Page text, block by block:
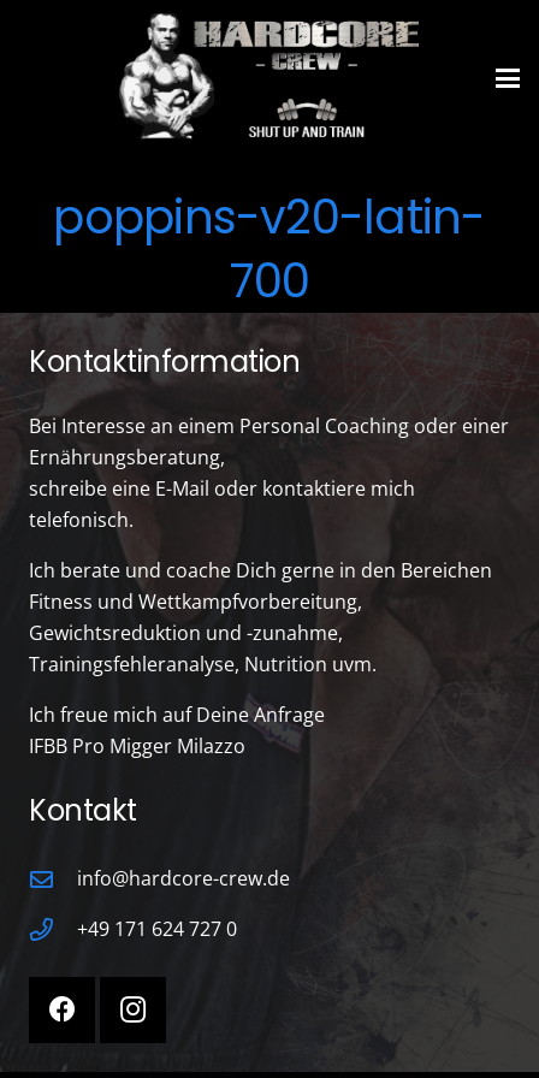
poppins-v20-latin-
700
Kontaktinformation
Bei Interesse an einem Personal Coaching oder einer
Ernährungsberatung,
schreibe eine E-Mail oder kontaktiere mich
telefonisch.
Ich berate und coache Dich gerne in den Bereichen
Fitness und Wettkampfvorbereitung,
Gewichtsreduktion und -zunahme,
Trainingsfehleranalyse, Nutrition uvm.
Ich freue mich auf Deine Anfrage
IFBB Pro Migger Milazzo
Kontakt
info@hardcore-crew.de
+49 171 624 727 0